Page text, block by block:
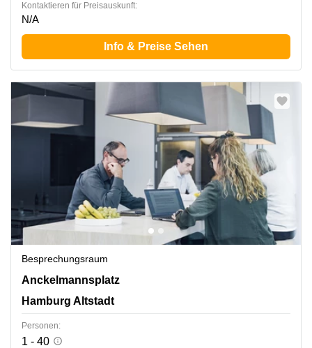
Kontaktieren für Preisauskunft:
N/A
Info & Preise Sehen
Besprechungsraum
Anckelmannsplatz 1, Hamburg Altstadt
Anckelmannsplatz
Hamburg Altstadt
Personen:
1 - 40